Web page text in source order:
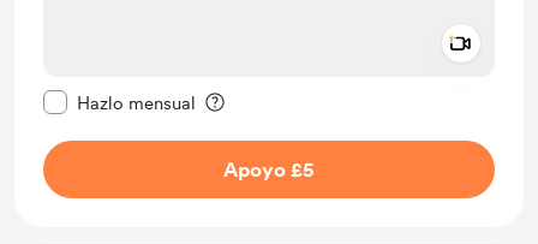
Hazlo mensual
Apoyo £5